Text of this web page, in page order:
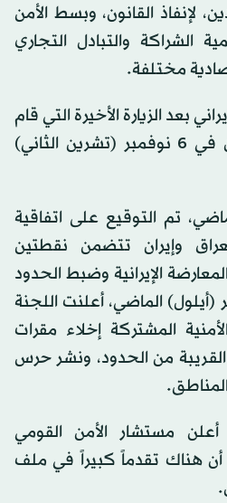
لإنفاذ القانون، وبسط الأمن
الشراكة والتبادل التجاري
مختلفة.
بعد الزيارة الأخيرة التي قام
بها السوداني إلى طهران في 6 نوفمبر (تشرين الثاني)
الماضي، تم التوقيع على اتفاقية
وإيران تتضمن نقطتين
الإيرانية وضبط الحدود
(أيلول) الماضي، أعلنت اللجنة
الأمنية المشتركة إخلاء مقرات
القريبة من الحدود، ونشر حرس
أعلن مستشار الأمن القومي
أن هناك تقدماً كبيراً في ملف